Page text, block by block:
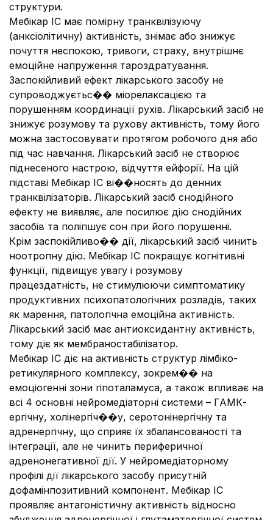
структури.
Мебікар ІС має помірну транквілізуючу
(анксіолітичну) активність, знімає або знижує
почуття неспокою, тривоги, страху, внутрішнє
емоційне напруження тароздратування.
Заспокійливий ефект лікарського засобу не
супроводжуєтьс�� міорелаксацією та
порушенням координації рухів. Лікарський засіб не
знижує розумову та рухову активність, тому його
можна застосовувати протягом робочого дня або
під час навчання. Лікарський засіб не створює
піднесеного настрою, відчуття ейфорії. На цій
підставі Мебікар ІС ві��носять до денних
транквілізаторів. Лікарський засіб снодійного
ефекту не виявляє, але посилює дію снодійних
засобів та поліпшує сон при його порушенні.
Крім заспокійливо�� дії, лікарський засіб чинить
ноотропну дію. Мебікар ІС покращує когнітивні
функції, підвищує увагу і розумову
працездатність, не стимулюючи симптоматику
продуктивних психопатологічних розладів, таких
як марення, патологічна емоційна активність.
Лікарський засіб має антиоксидантну активність,
тому діє як мембраностабілізатор.
Мебікар ІС діє на активність структур лімбіко-
ретикулярного комплексу, зокрем�� на
емоціогенні зони гіпоталамуса, а також впливає на
всі 4 основні нейромедіаторні системи – ГАМК-
ергічну, холінергіч��у, серотонінергічну та
адренергічну, що сприяє їх збалансованості та
інтеграції, але не чинить периферичної
адренонегативної дії. У нейромедіаторному
профілі дії лікарського засобу присутній
дофамінпозитивний компонент. Мебікар ІС
проявляє антагоністичну активність відносно